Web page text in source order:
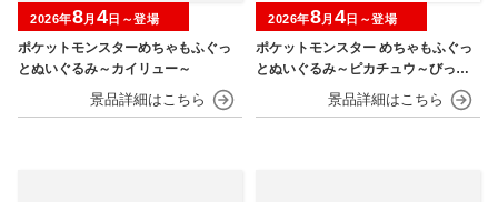
ポケットモンスターめちゃもふぐっ
とぬいぐるみ～カイリュー～
2026年8月 4日～登場
ポケットモンスター めちゃもふぐっ
とぬいぐるみ～ピカチュウ～びっく
2026年8月 4日～登場